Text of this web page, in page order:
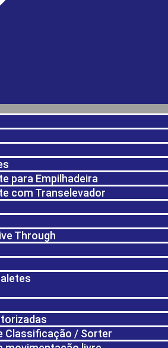
para Empilhadeira
com Transelevador
Through
Classificação / Sorter